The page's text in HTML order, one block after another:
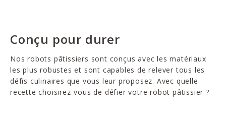
Conçu pour durer
Nos robots pâtissiers sont conçus avec les matériaux
les plus robustes et sont capables de relever tous les
défis culinaires que vous leur proposez. Avec quelle
recette choisirez-vous de défier votre robot pâtissier ?